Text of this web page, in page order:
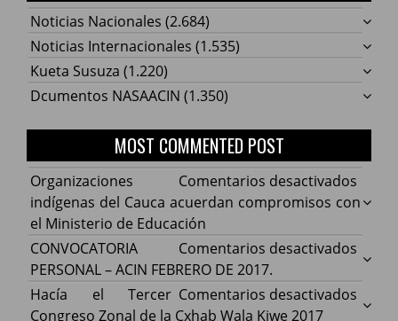
Noticias Nacionales (2.684)
Noticias Internacionales (1.535)
Kueta Susuza (1.220)
Dcumentos NASAACIN (1.350)
MOST COMMENTED POST
Comentarios desactivados
Cauca
Organizaciones
indígenas del Cauca acuerdan compromisos con
el Ministerio de Educación
Comentarios desactivados
CONVOCATORIA
PERSONAL – ACIN FEBRERO DE 2017.
Comentarios desactivados
Hacía
Hacía el Tercer
Congreso Zonal de la Cxhab Wala Kiwe 2017